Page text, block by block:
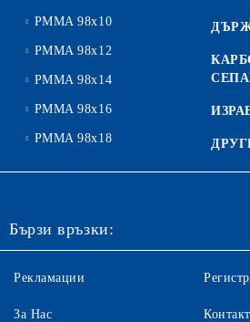
PMMA 98x10
PMMA 98x12
PMMA 98x14
PMMA 98x16
PMMA 98x18
Бързи връзки:
Рекламации
За Нас Контакт